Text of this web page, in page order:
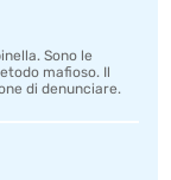
Sono le
mafioso. Il
di denunciare.